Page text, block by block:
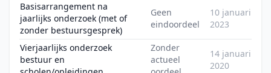
Basisarrangement na
jaarlijks onderzoek (met of
zonder bestuursgesprek)
Geen
eindoordeel
10 januari
2023
Vierjaarlijks onderzoek
bestuur en
Zonder
actueel
14 januari
2020